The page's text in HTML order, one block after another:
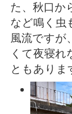
た、秋口か
など鳴く虫
風流ですが
くて夜寝
ともありま